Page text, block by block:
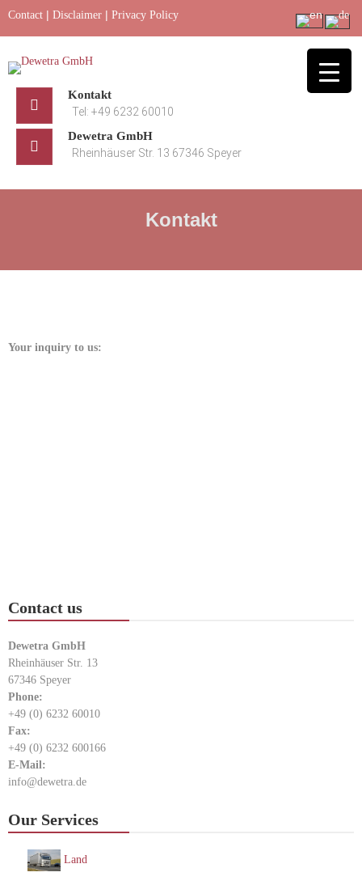
Skip
Contact | Disclaimer | Privacy Policy
Kontakt
Tel: +49 6232 60010
Dewetra GmbH
Rheinhäuser Str. 13 67346 Speyer
Kontakt
Your inquiry to us:
Contact us
Dewetra GmbH
Rheinhäuser Str. 13
67346 Speyer
Phone:
+49 (0) 6232 60010
Fax:
+49 (0) 6232 600166
E-Mail:
info@dewetra.de
Our Services
Land